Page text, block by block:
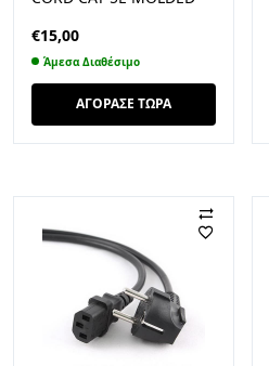
PLUGS 50M
€15,00
Άμεσα Διαθέσιμο
ΑΓΟΡΑΣΕ ΤΩΡΑ